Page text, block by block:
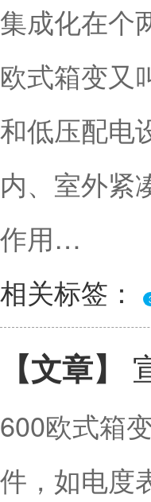
集成化在个
欧式箱变又
和低压配电
内、室外紧
作用…
相关标签：
【文章】
600欧式箱
件，如电度